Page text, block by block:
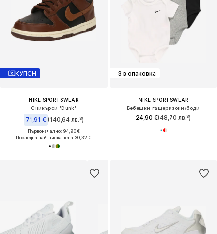
КУПОН
NIKE SPORTSWEAR
Сникърси 'Dunk'
71,91 € (140,64 лв.³)
Първоначално: 94,90 €
Последна най-ниска цена:30,32 €
3 в опаковка
NIKE SPORTSWEAR
Бебешки гащеризони/боди
24,90 €(48,70 лв.³)